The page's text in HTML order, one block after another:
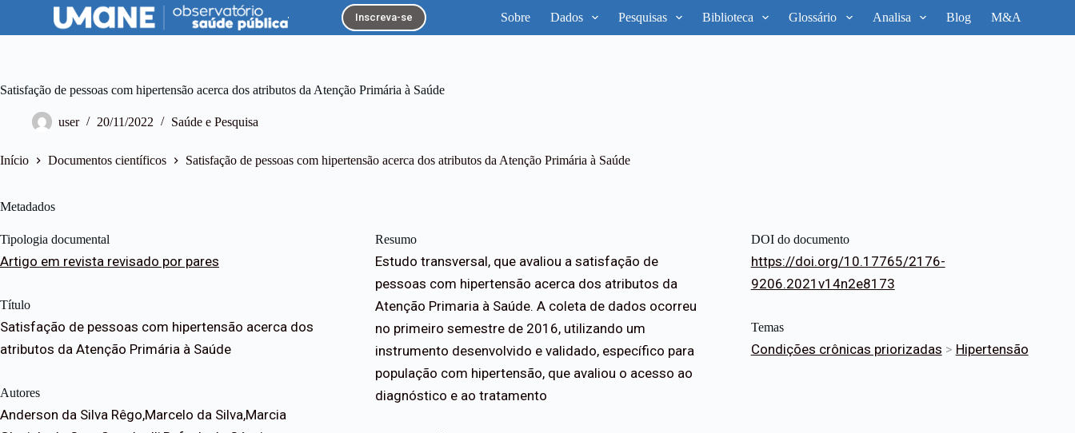
p
c
t
d
o
Inscreva-se Sobre Dados Pesquisas Biblioteca Glossário Analisa Blog M&A
Satisfação de pessoas com hipertensão acerca dos atributos da Atenção Primária à Saúde
user 20/11/2022 Saúde e Pesquisa
Início Documentos científicos Satisfação de pessoas com hipertensão acerca dos atributos da Atenção Primária à Saúde
Metadados
Tipologia documental
Artigo em revista revisado por pares
Título
Satisfação de pessoas com hipertensão acerca dos
atributos da Atenção Primária à Saúde
Autores
Anderson da Silva Rêgo,Marcelo da Silva,Marcia
Resumo
Estudo transversal, que avaliou a satisfação de
pessoas com hipertensão acerca dos atributos da
Atenção Primaria à Saúde. A coleta de dados ocorreu
no primeiro semestre de 2016, utilizando um
instrumento desenvolvido e validado, específico para
população com hipertensão, que avaliou o acesso ao
diagnóstico e ao tratamento
DOI do documento
https://doi.org/10.17765/2176-
9206.2021v14n2e8173
Temas
Condições crônicas priorizadas > Hipertensão